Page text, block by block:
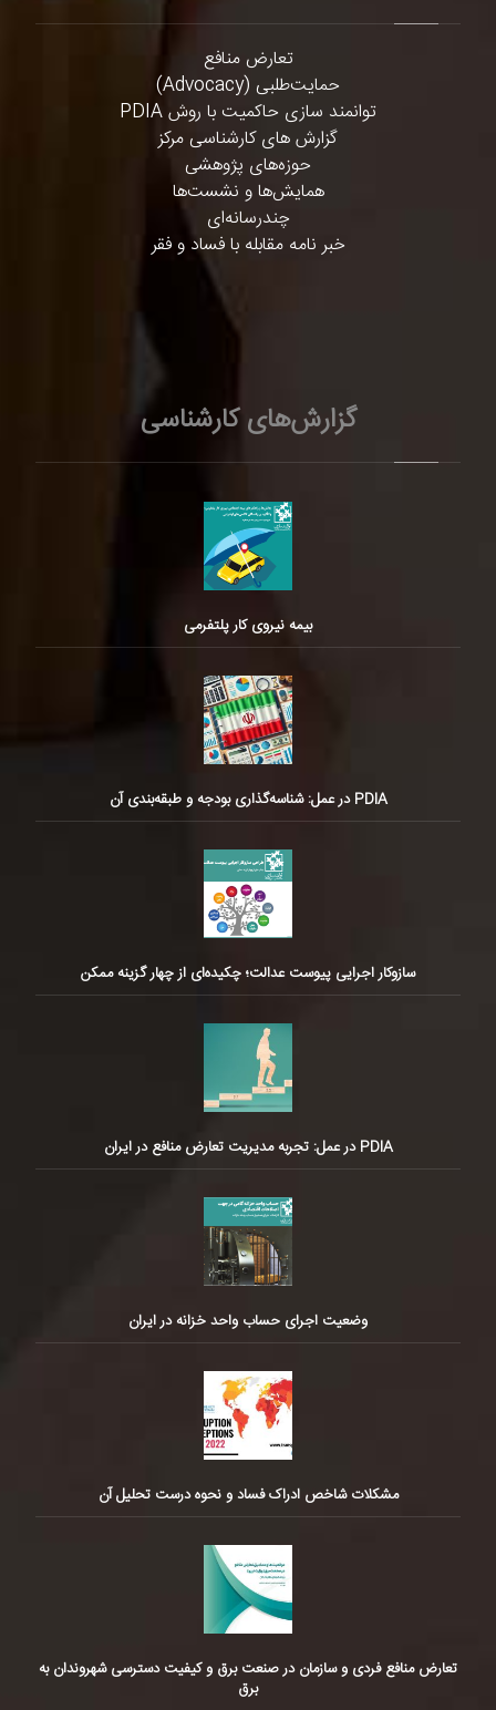
تعارض منافع
حمایت‌طلبی (Advocacy)
توانمند سازی حاکمیت با روش PDIA
گزارش های کارشناسی مرکز
حوزه‌های پژوهشی
همایش‌ها و نشست‌ها
چندرسانه‌ای
خبر نامه مقابله با فساد و فقر
گزارش‌های کارشناسی
بیمه نیروی کار پلتفرمی
PDIA در عمل: شناسه‌گذاری بودجه و طبقه‌بندی آن
سازوکار اجرایی پیوست عدالت؛ چکیده‌ای از چهار گزینه ممکن
PDIA در عمل: تجربه مدیریت تعارض منافع در ایران
وضعیت اجرای حساب واحد خزانه در ایران
مشکلات شاخص ادراک فساد و نحوه درست تحلیل آن
تعارض منافع فردی و سازمان در صنعت برق و کیفیت دسترسی شهروندان به
برق